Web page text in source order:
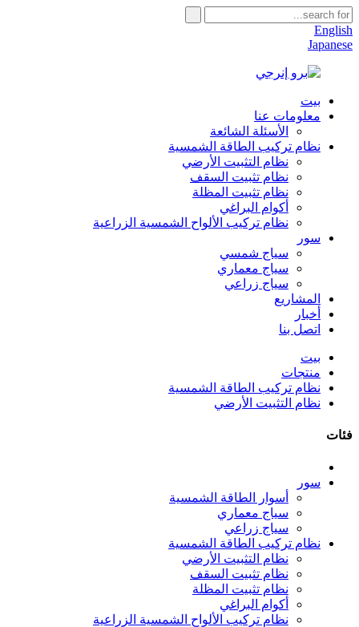
English
Japanese
بيت
معلومات عنا
الأسئلة الشائعة
نظام تركيب الطاقة الشمسية
نظام التثبيت الأرضي
نظام تثبيت السقف
نظام تثبيت المظلة
أكوام البراغي
نظام تركيب الألواح الشمسية الزراعية
سور
سياج شمسي
سياج معماري
سياج زراعي
المشاريع
أخبار
اتصل بنا
بيت
منتجات
نظام تركيب الطاقة الشمسية
نظام التثبيت الأرضي
فئات
سور
أسوار الطاقة الشمسية
سياج معماري
سياج زراعي
نظام تركيب الطاقة الشمسية
نظام التثبيت الأرضي
نظام تثبيت السقف
نظام تثبيت المظلة
أكوام البراغي
نظام تركيب الألواح الشمسية الزراعية